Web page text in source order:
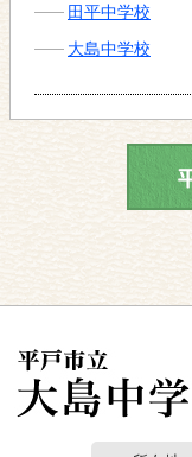
田平中学校
大島中学校